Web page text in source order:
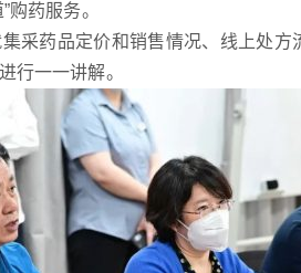
药服务。
集采药品定价和销售情况、线上处方
行一一讲解。